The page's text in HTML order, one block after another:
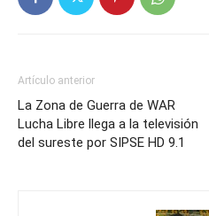
Artículo anterior
La Zona de Guerra de WAR
Lucha Libre llega a la televisión
del sureste por SIPSE HD 9.1